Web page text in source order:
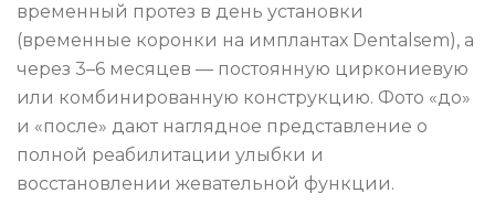
временный протез в день установки
(временные коронки на имплантах Dentalsem), а
через 3–6 месяцев — постоянную циркониевую
или комбинированную конструкцию. Фото «до»
и «после» дают наглядное представление о
полной реабилитации улыбки и
восстановлении жевательной функции.